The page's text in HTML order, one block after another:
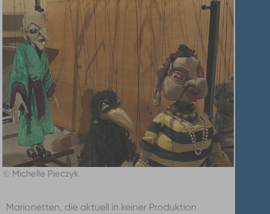
© Michelle Pieczyk
Marionetten, die aktuell in keiner Produktion